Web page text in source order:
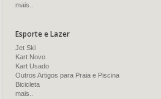
mais..
Esporte e Lazer
Jet Ski
Kart Novo
Kart Usado
Outros Artigos para Praia e Piscina
Bicicleta
mais..